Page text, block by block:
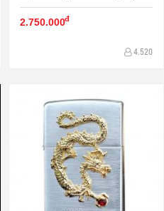
2.750.000đ
4.520